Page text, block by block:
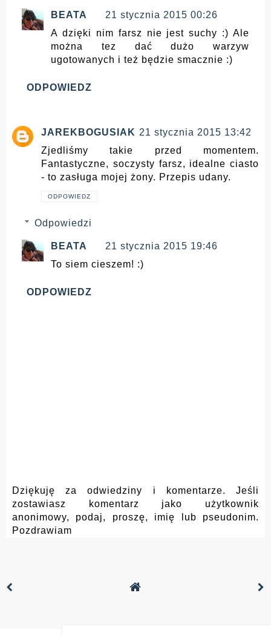
BEATA
21 stycznia 2015 00:26
A dzięki nim farsz nie jest suchy :) Ale
można tez dać dużo warzyw
ugotowanych i też będzie smacznie :)
ODPOWIEDZ
JAREKBOGUSIAK 21 stycznia 2015 13:42
Zjedliśmy takie przed momentem.
Fantastyczne, soczysty farsz, idealne ciasto
- to zasługa mojej żony. Przepis udany.
ODPOWIEDZ
Odpowiedzi
BEATA
21 stycznia 2015 19:46
To siem cieszem! :)
ODPOWIEDZ
Dziękuję za odwiedziny i komentarze. Jeśli
zostawiasz komentarz jako użytkownik
anonimowy, podaj, proszę, imię lub pseudonim.
Pozdrawiam